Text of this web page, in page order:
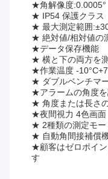
★角解像度:0.0005°
★ IP54 保護クラス
★ 最大測定範囲
★ 絶対値/相対値の
★データ保存機能
★ 横と下の両方を
★作業温度 -
★ ダブルベンチマ
★アラームの角度
★ 角度または長さ
★夜間視力 4色画面
★ 2種類の測定モー
★ 自動角間接補償
★顧客はゼロポイン
す